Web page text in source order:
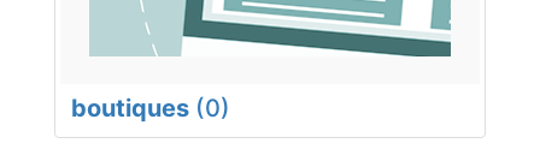
boutiques (0)